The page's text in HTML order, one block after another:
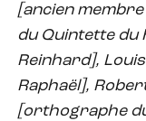
[ancien
du Quintette du
Reinhard],
Raphaël],
[orthographe